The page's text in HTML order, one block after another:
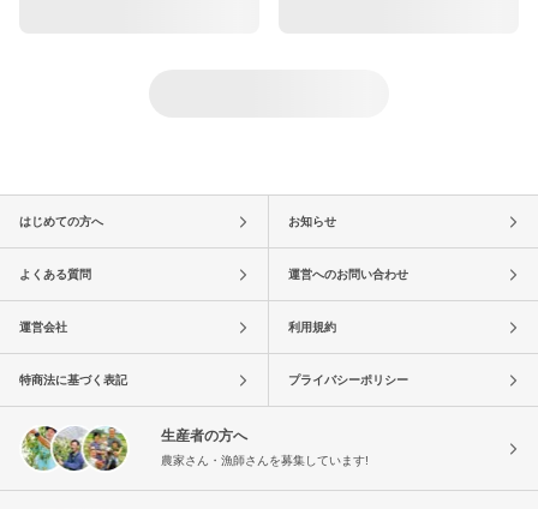
はじめての方へ お知らせ
よくある質問 運営へのお問い合わせ
運営会社 利用規約
特商法に基づく表記 プライバシーポリシー
生産者の方へ
農家さん・漁師さんを募集しています!